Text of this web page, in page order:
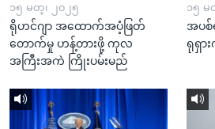
၁၅ မတ္၊ ၂၀၂၅
ရိုဟင်ဂျာ အထောက်အပံ့ဖြတ်
တောက်မှု ဟန့်တားဖို့ ကုလ
အကြီးအကဲ ကြိုးပမ်းမည်
၁၅ မ
အပစ်
ရုရှာ